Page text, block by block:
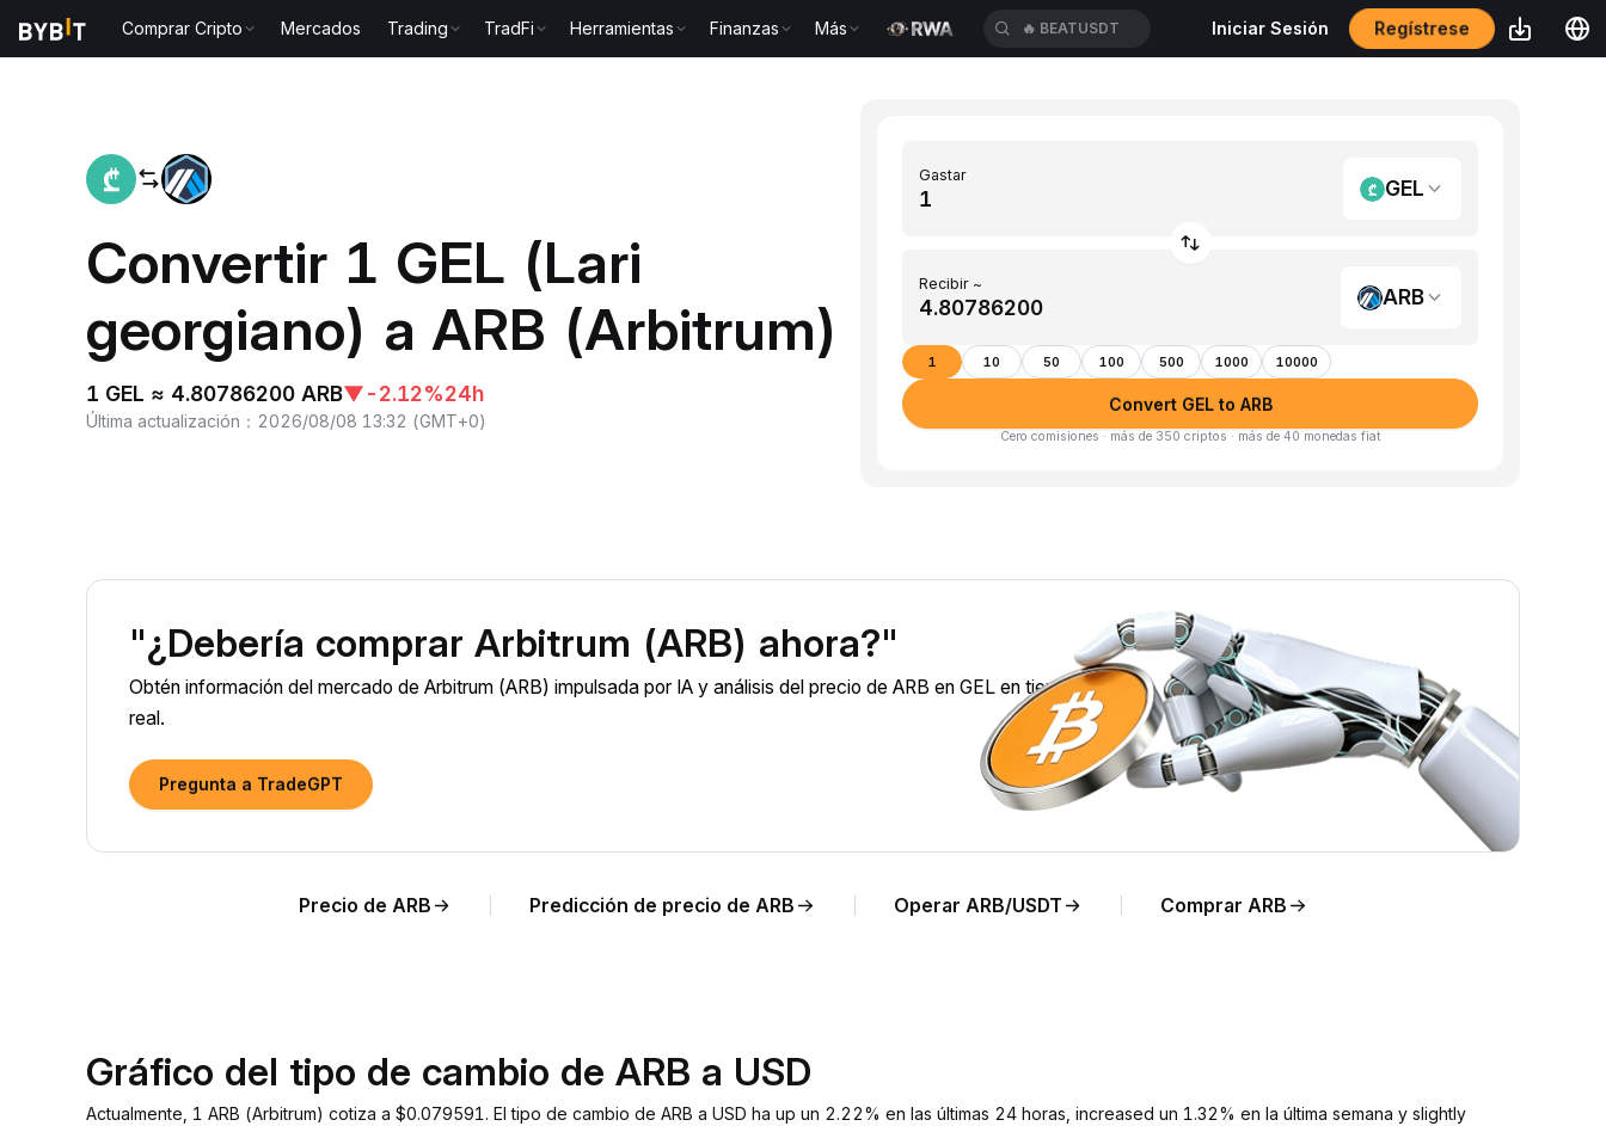
Comprar Cripto Mercados Trading TradFi Herramientas Finanzas Más 🔥 BEATUSDT Iniciar Sesión Regístrese
Convertir 1 GEL (Lari
georgiano) a ARB (Arbitrum)
1 GEL ≈ 4.80786200 ARB▼-2.12%24h
Última actualización ： 2026/08/08 13:32 (GMT+0)
Gastar
GEL
Recibir ~
ARB
1 10 50 100 500 1000 10000
Convert GEL to ARB
Cero comisiones · más de 350 criptos · más de 40 monedas fiat
"¿Debería comprar Arbitrum (ARB) ahora?"
Obtén información del mercado de Arbitrum (ARB) impulsada por IA y análisis del precio de ARB en GEL en tiempo
real.
Pregunta a TradeGPT
Precio de ARB Predicción de precio de ARB Operar ARB/USDT Comprar ARB
Gráfico del tipo de cambio de ARB a USD
Actualmente, 1 ARB (Arbitrum) cotiza a $0.079591. El tipo de cambio de ARB a USD ha up un 2.22% en las últimas 24 horas, increased un 1.32% en la última semana y slightly